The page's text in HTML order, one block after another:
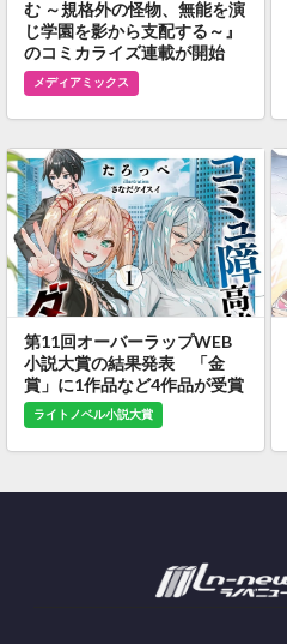
む ～規格外の怪物、無能を演
じ学園を影から支配する～』
のコミカライズ連載が開始
メディアミックス
第11回オーバーラップWEB
小説大賞の結果発表 「金
賞」に1作品など4作品が受賞
ライトノベル小説大賞